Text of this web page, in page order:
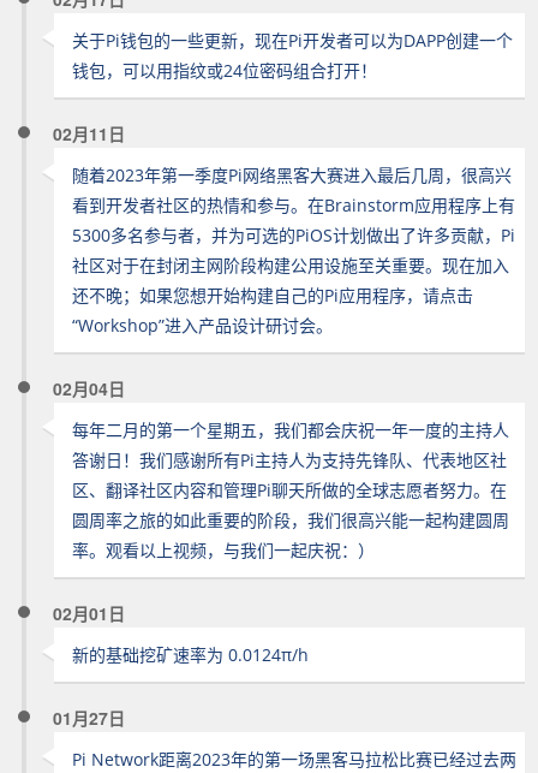
关于Pi钱包的一些更新，现在Pi开发者可以为DAPP创建一个
钱包，可以用指纹或24位密码组合打开！
02月11日
随着2023年第一季度Pi网络黑客大赛进入最后几周，很高兴
看到开发者社区的热情和参与。在Brainstorm应用程序上有
5300多名参与者，并为可选的PiOS计划做出了许多贡献，Pi
社区对于在封闭主网阶段构建公用设施至关重要。现在加入
还不晚；如果您想开始构建自己的Pi应用程序，请点击
“Workshop”进入产品设计研讨会。
02月04日
每年二月的第一个星期五，我们都会庆祝一年一度的主持人
答谢日！我们感谢所有Pi主持人为支持先锋队、代表地区社
区、翻译社区内容和管理Pi聊天所做的全球志愿者努力。在
圆周率之旅的如此重要的阶段，我们很高兴能一起构建圆周
率。观看以上视频，与我们一起庆祝：）
02月01日
新的基础挖矿速率为 0.0124π/h
01月27日
Pi Network距离2023年的第一场黑客马拉松比赛已经过去两